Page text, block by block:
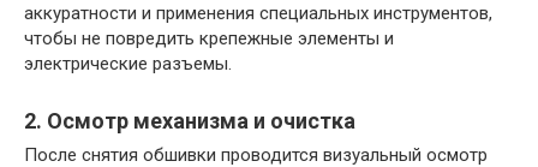
аккуратности и применения специальных инструментов,
чтобы не повредить крепежные элементы и
электрические разъемы.
2. Осмотр механизма и очистка
После снятия обшивки проводится визуальный осмотр